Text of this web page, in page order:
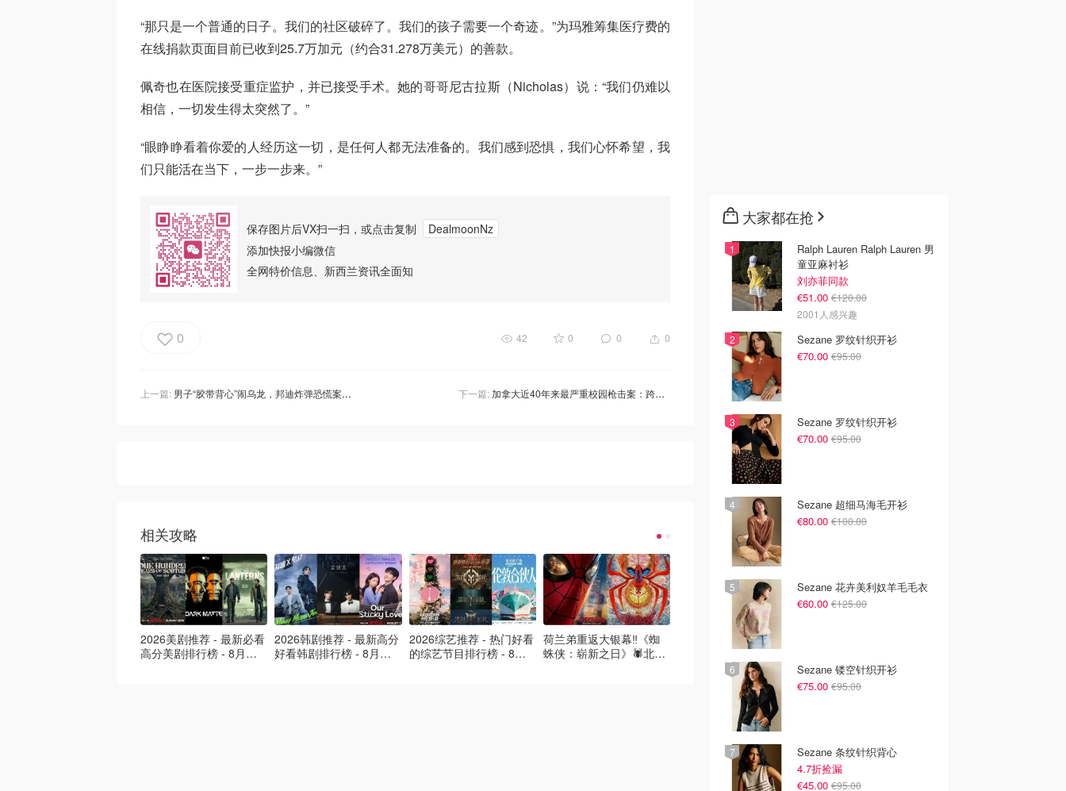
“那只是一个普通的日子。我们的社区破碎了。我们的孩子需要一个奇迹。”为玛雅筹集医疗费的
在线捐款页面目前已收到25.7万加元（约合31.278万美元）的善款。
佩奇也在医院接受重症监护，并已接受手术。她的哥哥尼古拉斯（Nicholas）说：“我们仍难以
相信，一切发生得太突然了。”
“眼睁睁看着你爱的人经历这一切，是任何人都无法准备的。我们感到恐惧，我们心怀希望，我
们只能活在当下，一步一步来。”
保存图片后VX扫一扫，或点击复制
DealmoonNz
添加快报小编微信
全网特价信息、新西兰资讯全面知
0 42 0 0 0
上一篇: 男子“胶带背心”闹乌龙，邦迪炸弹恐慌案指控撤销！ 下一篇:加拿大近40年来最严重校园枪击案：跨性别青少年枪杀亲人再闯母校，酿成9死悲剧
相关攻略
2026美剧推荐 - 最新必看
高分美剧排行榜 - 8月最
2026韩剧推荐 - 最新高分
好看韩剧排行榜 - 8月最
2026综艺推荐 - 热门好看
的综艺节目排行榜 - 8月
荷兰弟重返大银幕‼️《蜘
蛛侠：崭新之日》🕷️北美
2026韩国电影推荐 | 最新
好看的韩国电影排行榜，
必看盘点！8月最新！(持
- 8月最新: 《末世行者》
大家都在抢
Ralph Lauren Ralph Lauren 男
童亚麻衬衫
刘亦菲同款
€51.00 €120.00
2001人感兴趣
Sezane 罗纹针织开衫
€70.00 €95.00
Sezane 罗纹针织开衫
€70.00 €95.00
Sezane 超细马海毛开衫
€80.00 €100.00
Sezane 花卉美利奴羊毛毛衣
€60.00 €125.00
Sezane 镂空针织开衫
€75.00 €95.00
Sezane 条纹针织背心
4.7折捡漏
€45.00 €95.00